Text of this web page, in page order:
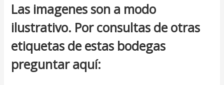
Las imagenes son a modo
ilustrativo. Por consultas de otras
etiquetas de estas bodegas
preguntar aquí: